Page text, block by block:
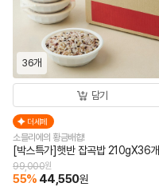
36개
담기
더세페
소믈리에의 황금배합!
[박스특가]햇반 잡곡밥 210gX36개
99,000원
55% 44,550원